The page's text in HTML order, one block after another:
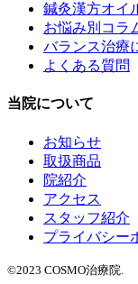
鍼灸漢方オイ
お悩み別コラ
バランス治療
よくある質問
当院について
お知らせ
取扱商品
院紹介
アクセス
スタッフ紹介
プライバシー
©2023 COSMO治療院.